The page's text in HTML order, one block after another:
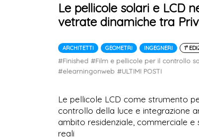
Le pellicole solari e LCD
vetrate dinamiche tra
ARCHITETTI GEOMETRI INGEGNERI 1°
#Finished #Film e pellicole per il controllo
#elearningonweb #ULTIMI POSTI
Le pellicole LCD come strumento
controllo della luce e integrazione
ambito residenziale, commerciale
reali